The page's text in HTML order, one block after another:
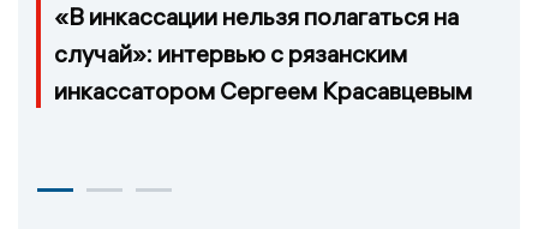
«В инкассации нельзя полагаться на
случай»: интервью с рязанским
инкассатором Сергеем Красавцевым